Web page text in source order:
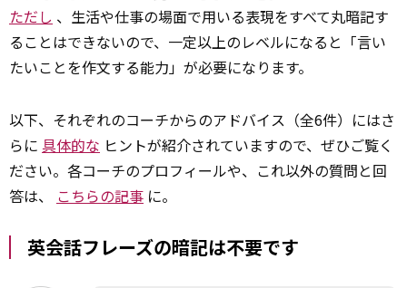
ただし 、生活や仕事の場面で用いる表現をすべて丸暗記す
ることはできないので、一定以上のレベルになると「言い
たいことを作文する能力」が必要になります。
以下、それぞれのコーチからのアドバイス（全6件）にはさ
らに 具体的な ヒントが紹介されていますので、ぜひご覧く
ださい。各コーチのプロフィールや、これ以外の質問と回
答は、 こちらの記事 に。
英会話フレーズの暗記は不要です